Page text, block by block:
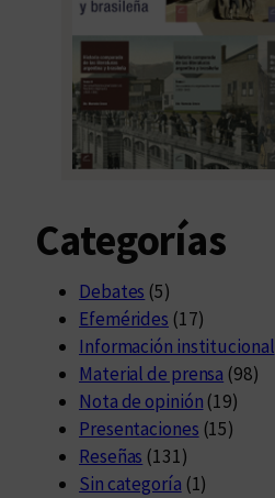
Categorías
Debates (5)
Efemérides (17)
Información institucional
Material de prensa (98)
Nota de opinión (19)
Presentaciones (15)
Reseñas (131)
Sin categoría (1)